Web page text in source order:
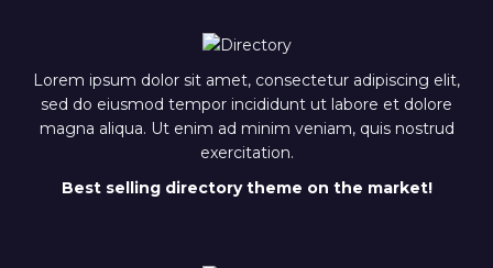
Lorem ipsum dolor sit amet, consectetur adipiscing elit,
sed do eiusmod tempor incididunt ut labore et dolore
magna aliqua. Ut enim ad minim veniam, quis nostrud
exercitation.
Best selling directory theme on the market!